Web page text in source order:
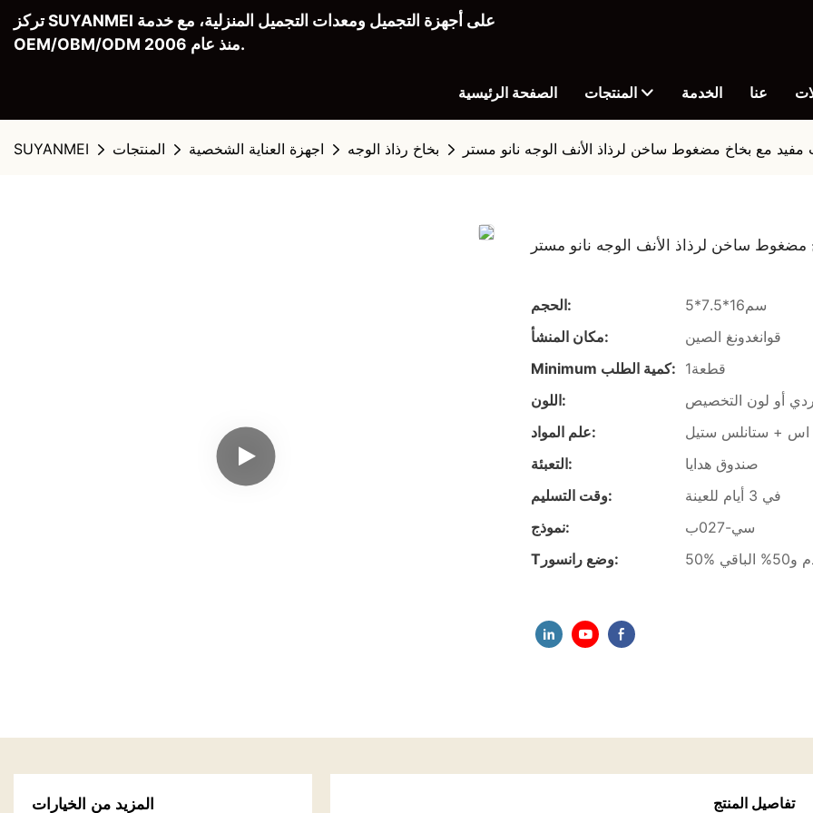
تركز SUYANMEI على أجهزة التجميل ومعدات التجميل المنزلية، مع خدمة
OEM/OBM/ODM منذ عام 2006.
الصفحة الرئيسية المنتجات الخدمة عنا
SUYANMEI المنتجات اجهزة العناية الشخصية بخاخ رذاذ الوجه مع بخاخ مضغوط ساخن لرذاذ الأنف الوجه نانو مستر
ساخن لرذاذ الأنف الوجه نانو مستر
الحجم:
سم16*7.5*5
مكان المنشأ:
قوانغدونغ الصين
Minimum كمية الطلب:
قطعة1
اللون:
أو لون التخصيص
علم المواد:
اس + ستانلس ستيل
التعبئة:
صندوق هدايا
وقت التسليم:
في 3 أيام للعينة
نموذج:
سي-027ب
Tوضع رانسور:
الباقي
تفاصيل المنتج المزيد من الخيارات